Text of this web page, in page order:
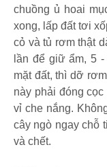
chuồng ủ hoai
xong, lấp đất tơi
cỏ và tủ rơm thật
lần để giữ ẩm, 5
mặt đất, thì dỡ
này phải đóng
vỉ che nắng.
cây ngò ngay chỗ
và chết.